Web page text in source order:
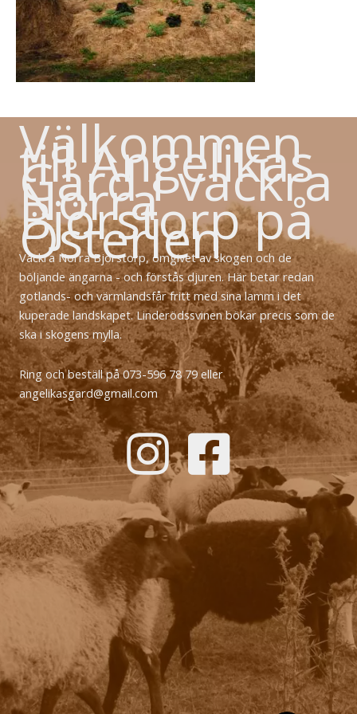
Välkommen
till Angelikas
Gård i vackra
Norra
Björstorp på
Österlen
Vackra Norra Björstorp, omgivet av skogen och de
böljande ängarna - och förstås djuren. Här betar redan
gotlands- och värmlandsfår fritt med sina lamm i det
kuperade landskapet. Linderödssvinen bökar precis som de
ska i skogens mylla.
Ring och beställ på 073-596 78 79 eller
angelikasgard@gmail.com